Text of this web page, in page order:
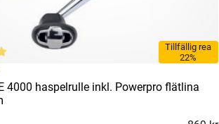
Tillfällig rea
22%
4000 haspelrulle inkl. Powerpro flätlina